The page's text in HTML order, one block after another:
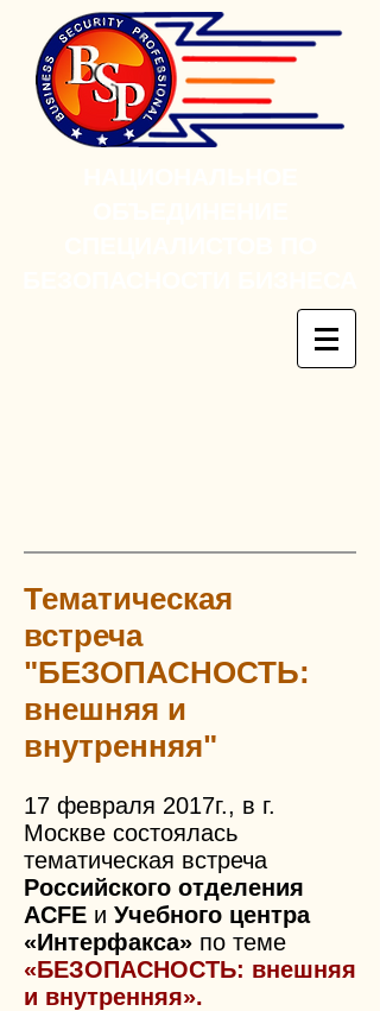
Тематическая
встреча
"БЕЗОПАСНОСТЬ:
внешняя и
внутренняя"
17 февраля 2017г., в г.
Москве состоялась
тематическая встреча
Российского отделения
ACFE и Учебного центра
«Интерфакса» по теме
«БЕЗОПАСНОСТЬ: внешняя
и внутренняя».